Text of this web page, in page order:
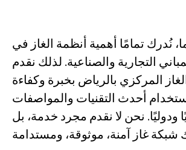
نُدرك تمامًا أهمية أنظمة الغاز في
التجارية والصناعية. لذلك نقدم
المركزي بالرياض بخبرة وكفاءة
أحدث التقنيات والمواصفات
ودوليًا. نحن لا نقدم مجرد خدمة، بل